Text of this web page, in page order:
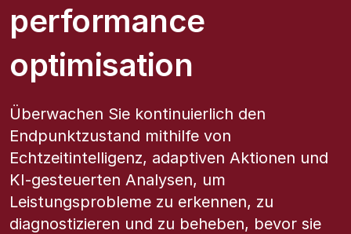
Kunden
Ressourcen
Unternehmen
performance
optimisation
Überwachen Sie kontinuierlich den
Endpunktzustand mithilfe von
Echtzeitintelligenz, adaptiven Aktionen und
KI-gesteuerten Analysen, um
Leistungsprobleme zu erkennen, zu
diagnostizieren und zu beheben, bevor sie